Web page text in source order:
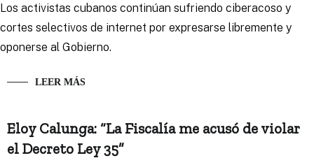
Los activistas cubanos continúan sufriendo ciberacoso y
cortes selectivos de internet por expresarse libremente y
oponerse al Gobierno.
LEER MÁS
Eloy Calunga: “La Fiscalía me acusó de violar
el Decreto Ley 35”